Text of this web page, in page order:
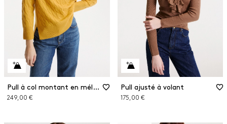
Pull à col montant en mélange de cachemire et de laine
249,00 €
Pull ajusté à volant
175,00 €